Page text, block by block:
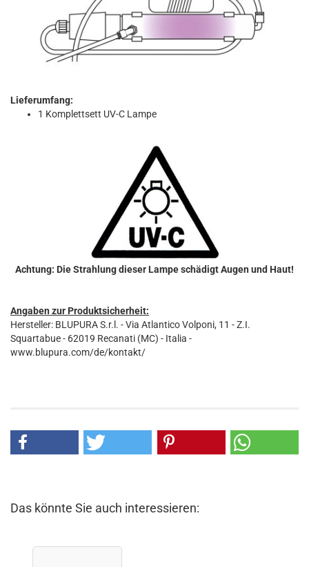
Lieferumfang:
1 Komplettsett UV-C Lampe
Achtung: Die Strahlung dieser Lampe schädigt Augen und Haut!
Angaben zur Produktsicherheit:
Hersteller: BLUPURA S.r.l. - Via Atlantico Volponi, 11 - Z.I.
Squartabue - 62019 Recanati (MC) - Italia -
www.blupura.com/de/kontakt/
Das könnte Sie auch interessieren: